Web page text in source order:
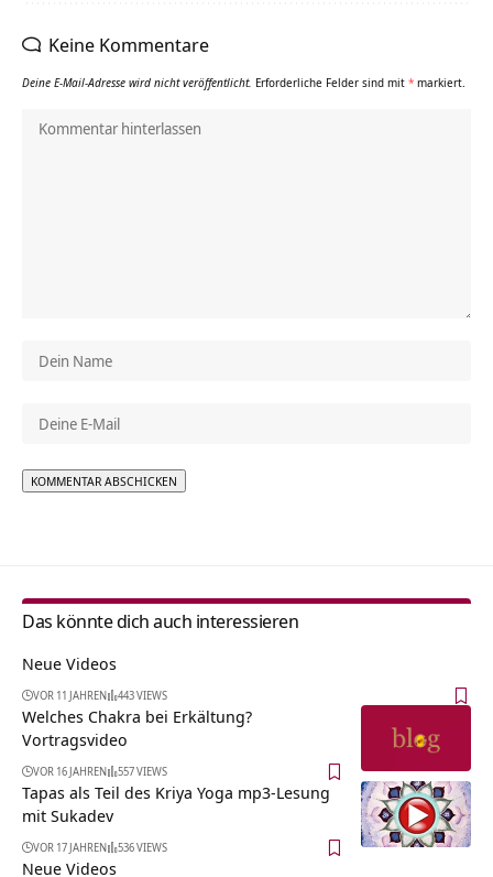
Keine Kommentare
Deine E-Mail-Adresse wird nicht veröffentlicht. Erforderliche Felder sind mit * markiert.
Das könnte dich auch interessieren
Neue Videos
VOR 11 JAHREN 443 VIEWS
Welches Chakra bei Erkältung?
Vortragsvideo
VOR 16 JAHREN 557 VIEWS
Tapas als Teil des Kriya Yoga mp3-Lesung
mit Sukadev
VOR 17 JAHREN 536 VIEWS
Neue Videos